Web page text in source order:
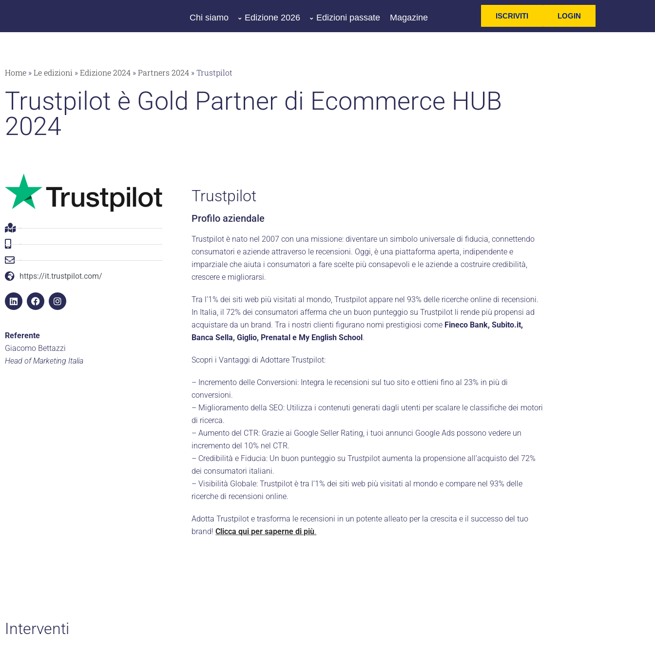
ISCRIVITI LOGIN
Chi siamo Edizione 2026 Edizioni passate Magazine
Home »Le edizioni »Edizione 2024 »Partners 2024 »Trustpilot
Trustpilot è Gold Partner di Ecommerce HUB
2024
-
-
-
https://it.trustpilot.com/
Referente
Giacomo Bettazzi
Head of Marketing Italia
Trustpilot
Profilo aziendale
Trustpilot è nato nel 2007 con una missione: diventare un simbolo universale di fiducia, connettendo
consumatori e aziende attraverso le recensioni. Oggi, è una piattaforma aperta, indipendente e
imparziale che aiuta i consumatori a fare scelte più consapevoli e le aziende a costruire credibilità,
crescere e migliorarsi.
Tra l’1% dei siti web più visitati al mondo, Trustpilot appare nel 93% delle ricerche online di recensioni.
In Italia, il 72% dei consumatori afferma che un buon punteggio su Trustpilot li rende più propensi ad
acquistare da un brand. Tra i nostri clienti figurano nomi prestigiosi come Fineco Bank, Subito.it,
Banca Sella, Giglio, Prenatal e My English School.
Scopri i Vantaggi di Adottare Trustpilot:
– Incremento delle Conversioni: Integra le recensioni sul tuo sito e ottieni fino al 23% in più di
conversioni.
– Miglioramento della SEO: Utilizza i contenuti generati dagli utenti per scalare le classifiche dei motori
di ricerca.
– Aumento del CTR: Grazie ai Google Seller Rating, i tuoi annunci Google Ads possono vedere un
incremento del 10% nel CTR.
– Credibilità e Fiducia: Un buon punteggio su Trustpilot aumenta la propensione all’acquisto del 72%
dei consumatori italiani.
– Visibilità Globale: Trustpilot è tra l’1% dei siti web più visitati al mondo e compare nel 93% delle
ricerche di recensioni online.
Adotta Trustpilot e trasforma le recensioni in un potente alleato per la crescita e il successo del tuo
brand!Clicca qui per saperne di più.
Interventi